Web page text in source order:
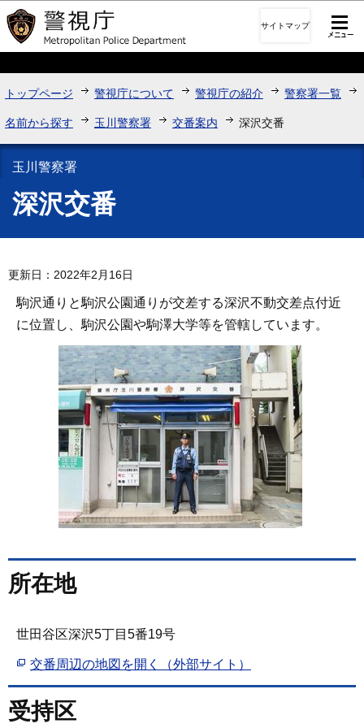
このページの本文へ移動
サイトマップ
トップページ 警視庁について 警視庁の紹介 警察署一覧
名前から探す 玉川警察署 交番案内 深沢交番
玉川警察署
深沢交番
更新日：2022年2月16日
駒沢通りと駒沢公園通りが交差する深沢不動交差点付近
に位置し、駒沢公園や駒澤大学等を管轄しています。
所在地
世田谷区深沢5丁目5番19号
交番周辺の地図を開く（外部サイト）
受持区